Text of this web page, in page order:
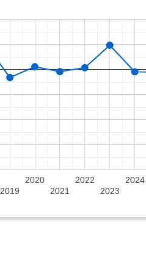
2019
2020
2021
2022
2023
2024